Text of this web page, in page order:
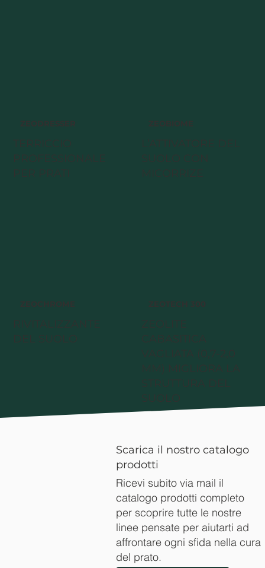
ZEODRESSER
TERRICCIO
PROFESSIONALE
PER PRATI
ZEOBIOME
L’ATTIVATORE DEL
SUOLO CON
MICORRIZE
ZEOCHROME
RIVITALIZZANTE
DEL SUOLO
ZEOTECH 300
ZEOLITE
CABASITICA
VAGLIATA (0,7-2,0
MM) MIGLIORA LA
STRUTTURA DEL
SUOLO
Scarica il nostro catalogo
prodotti
Ricevi subito via mail il
catalogo prodotti completo
per scoprire tutte le nostre
linee pensate per aiutarti ad
affrontare ogni sfida nella cura
del prato.